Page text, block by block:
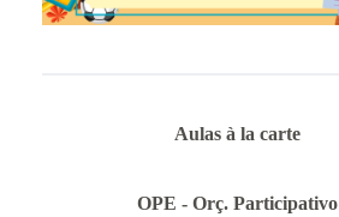
Aulas à la carte
OPE - Orç. Participativo